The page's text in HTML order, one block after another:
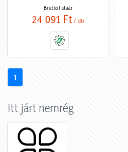
Bruttó listaár
24 091 Ft / db
1
Itt járt nemrég